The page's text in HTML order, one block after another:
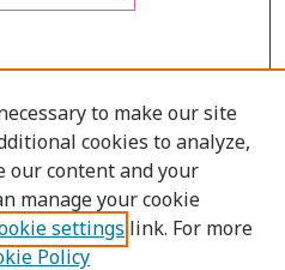
to make our site
cookies to analyze,
our content and your
manage your cookie
settings link. For more
Policy